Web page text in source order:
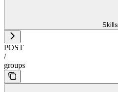
Skills
POST
/
groups